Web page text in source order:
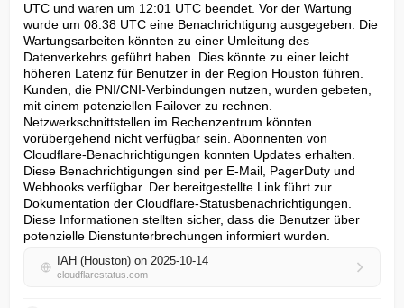
UTC und waren um 12:01 UTC beendet. Vor der Wartung
wurde um 08:38 UTC eine Benachrichtigung ausgegeben. Die
Wartungsarbeiten könnten zu einer Umleitung des
Datenverkehrs geführt haben. Dies könnte zu einer leicht
höheren Latenz für Benutzer in der Region Houston führen.
Kunden, die PNI/CNI-Verbindungen nutzen, wurden gebeten,
mit einem potenziellen Failover zu rechnen.
Netzwerkschnittstellen im Rechenzentrum könnten
vorübergehend nicht verfügbar sein. Abonnenten von
Cloudflare-Benachrichtigungen konnten Updates erhalten.
Diese Benachrichtigungen sind per E-Mail, PagerDuty und
Webhooks verfügbar. Der bereitgestellte Link führt zur
Dokumentation der Cloudflare-Statusbenachrichtigungen.
Diese Informationen stellten sicher, dass die Benutzer über
potenzielle Dienstunterbrechungen informiert wurden.
IAH (Houston) on 2025-10-14
cloudflarestatus.com